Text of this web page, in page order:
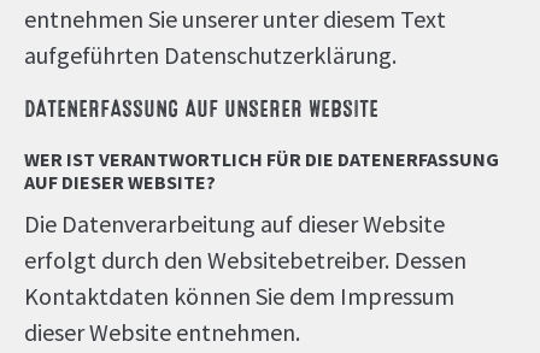
entnehmen Sie unserer unter diesem Text
aufgeführten Datenschutzerklärung.
DATENERFASSUNG AUF UNSERER WEBSITE
WER IST VERANTWORTLICH FÜR DIE DATENERFASSUNG
AUF DIESER WEBSITE?
Die Datenverarbeitung auf dieser Website
erfolgt durch den Websitebetreiber. Dessen
Kontaktdaten können Sie dem Impressum
dieser Website entnehmen.